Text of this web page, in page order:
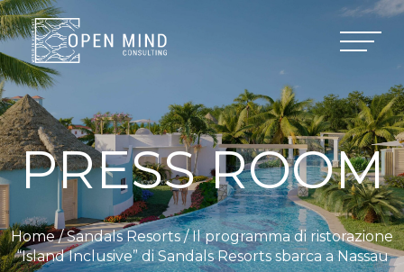
PRESS ROOM
Home /Sandals Resorts/ Il programma di ristorazione
“Island Inclusive” di Sandals Resorts sbarca a Nassau